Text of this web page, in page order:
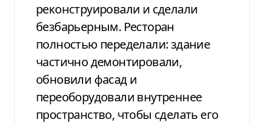
реконструировали и сделали
безбарьерным. Ресторан
полностью переделали: здание
частично демонтировали,
обновили фасад и
переоборудовали внутреннее
пространство, чтобы сделать его